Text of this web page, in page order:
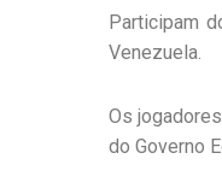
Participam
Venezuela.
Os
do Governo